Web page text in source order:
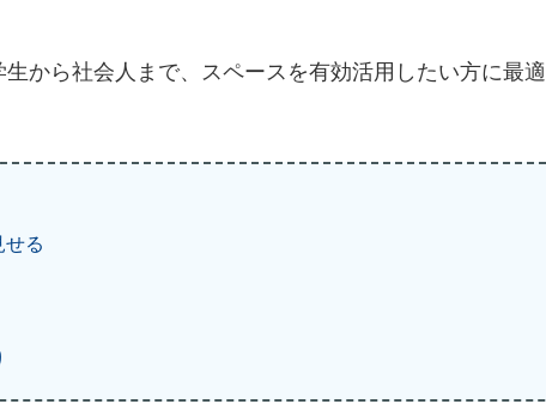
から社会人まで、スペースを有効活用したい方に最
せる